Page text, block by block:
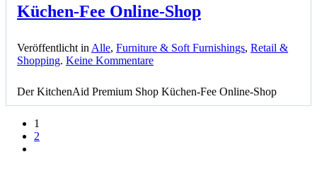
Küchen-Fee Online-Shop
Veröffentlicht inAlle, Furniture & Soft Furnishings, Retail &
Shopping. Keine Kommentarezu
Fee
Online-
Der KitchenAid Premium Shop Küchen-Fee Online-Shop
1
2